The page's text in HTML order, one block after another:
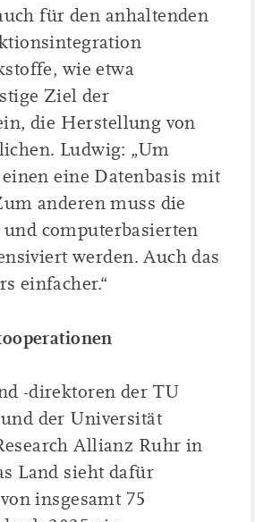
für den anhaltenden
wie etwa
Ziel der
die Herstellung von
Ludwig: „Um
eine Datenbasis mit
anderen muss die
computerbasierten
werden. Auch das
einfacher.“
-direktoren der TU
der Universität
Allianz Ruhr in
Land sieht dafür
insgesamt 75